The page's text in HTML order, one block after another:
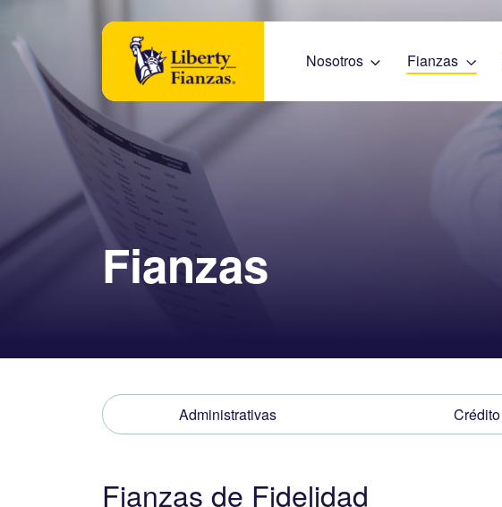
Nosotros Fianzas
Fianzas
Administrativas Crédito
Fianzas de Fidelidad